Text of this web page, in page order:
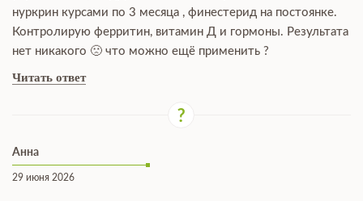
нуркрин курсами по 3 месяца , финестерид на постоянке.
Контролирую ферритин, витамин Д и гормоны. Результата
нет никакого 🙁 что можно ещё применить ?
Читать ответ
Анна
29 июня 2026